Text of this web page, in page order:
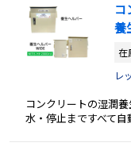
コ
養
在
レ
コンクリートの湿潤
水・停止まですべて自